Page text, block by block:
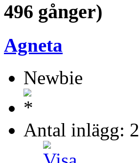
496 gånger)
Agneta
Newbie
Antal inlägg: 2